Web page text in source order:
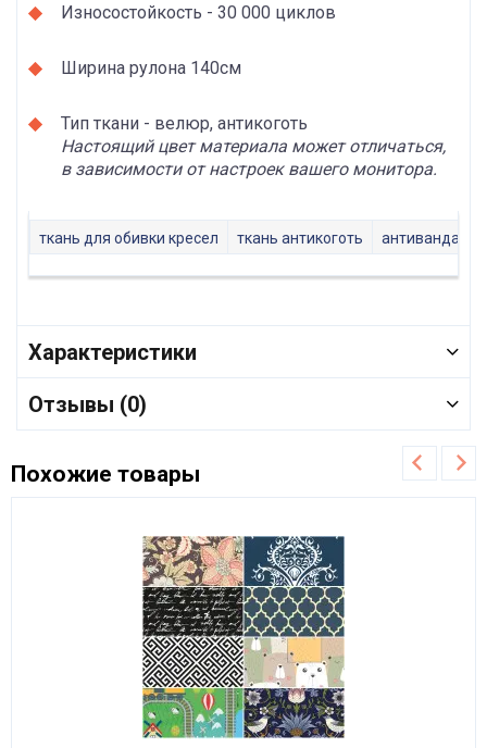
Износостойкость - 30 000 циклов
Ширина рулона 140см
Тип ткани - велюр, антикоготь
Настоящий цвет материала может отличаться,
в зависимости от настроек вашего монитора.
ткань для обивки кресел ткань антикоготь
Характеристики
Отзывы (0)
Похожие товары